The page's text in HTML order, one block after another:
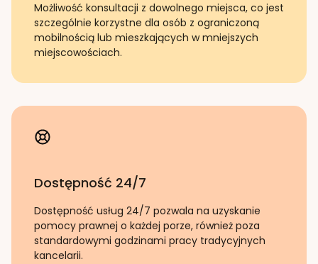
Możliwość konsultacji z dowolnego miejsca, co jest
szczególnie korzystne dla osób z ograniczoną
mobilnością lub mieszkających w mniejszych
miejscowościach.
Dostępność 24/7
Dostępność usług 24/7 pozwala na uzyskanie
pomocy prawnej o każdej porze, również poza
standardowymi godzinami pracy tradycyjnych
kancelarii.